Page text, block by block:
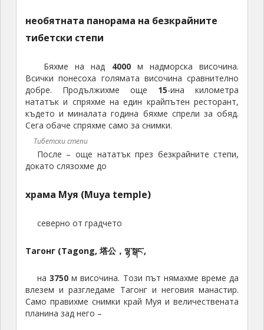
необятната панорама на безкрайните
тибетски степи
Бяхме на над 4000 м надморска височина.
Всички понесоха голямата височина сравнително
добре. Продължихме още 15-ина километра
нататък и спряхме на един крайпътен ресторант,
където и миналата година бяхме спрели за обяд.
Сега обаче спряхме само за снимки.
Тибетски степи
После – още нататък през безкрайните степи,
докато слязохме до
храма Муя (Muya temple)
северно от градчето
Тагонг (Tagong, 塔公，ལྷ་སྒང་,
на3750м височина. Този път нямахме време да
влезем и разгледаме Тагонг и неговия манастир.
Само правихме снимки край Муя и величествената
планина зад него –